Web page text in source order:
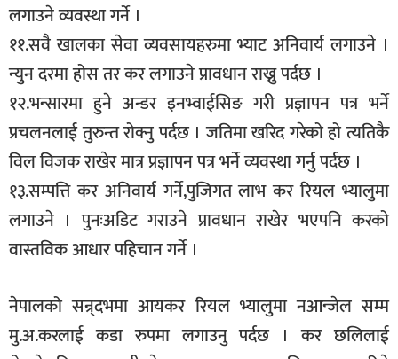
लगाउने व्यवस्था गर्ने ।
११.सवै खालका सेवा व्यवसायहरुमा भ्याट अनिवार्य लगाउने ।
न्युन दरमा होस तर कर लगाउने प्रावधान राख्नु पर्दछ ।
१२.भन्सारमा हुने अन्डर इनभ्वाईसिङ गरी प्रज्ञापन पत्र भर्ने
प्रचलनलाई तुरुन्त रोक्नु पर्दछ । जतिमा खरिद गरेको हो त्यतिकै
विल विजक राखेर मात्र प्रज्ञापन पत्र भर्ने व्यवस्था गर्नु पर्दछ ।
१३.सम्पत्ति कर अनिवार्य गर्ने,पुजिगत लाभ कर रियल भ्यालुमा
लगाउने । पुनःअडिट गराउने प्रावधान राखेर भएपनि करको
वास्तविक आधार पहिचान गर्ने ।
नेपालको सन्र्दभमा आयकर रियल भ्यालुमा नआन्जेल सम्म
मु.अ.करलाई कडा रुपमा लगाउनु पर्दछ । कर छलिलाई